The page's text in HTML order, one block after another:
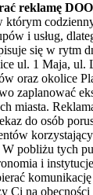
reklamę
którym
i usług,
się w rytm
ul. 1 Maja, ul.
oraz okolice
zaplanować
miasta.
do osób
W pobliżu tych
i
Ci na obecności